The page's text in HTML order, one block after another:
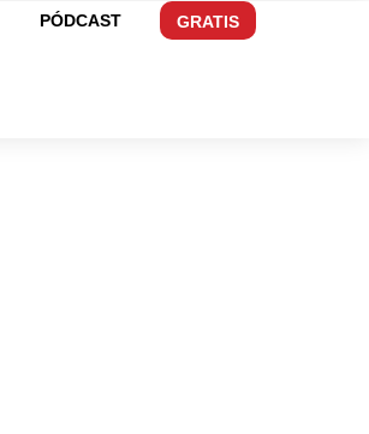
PÓDCAST GRATIS